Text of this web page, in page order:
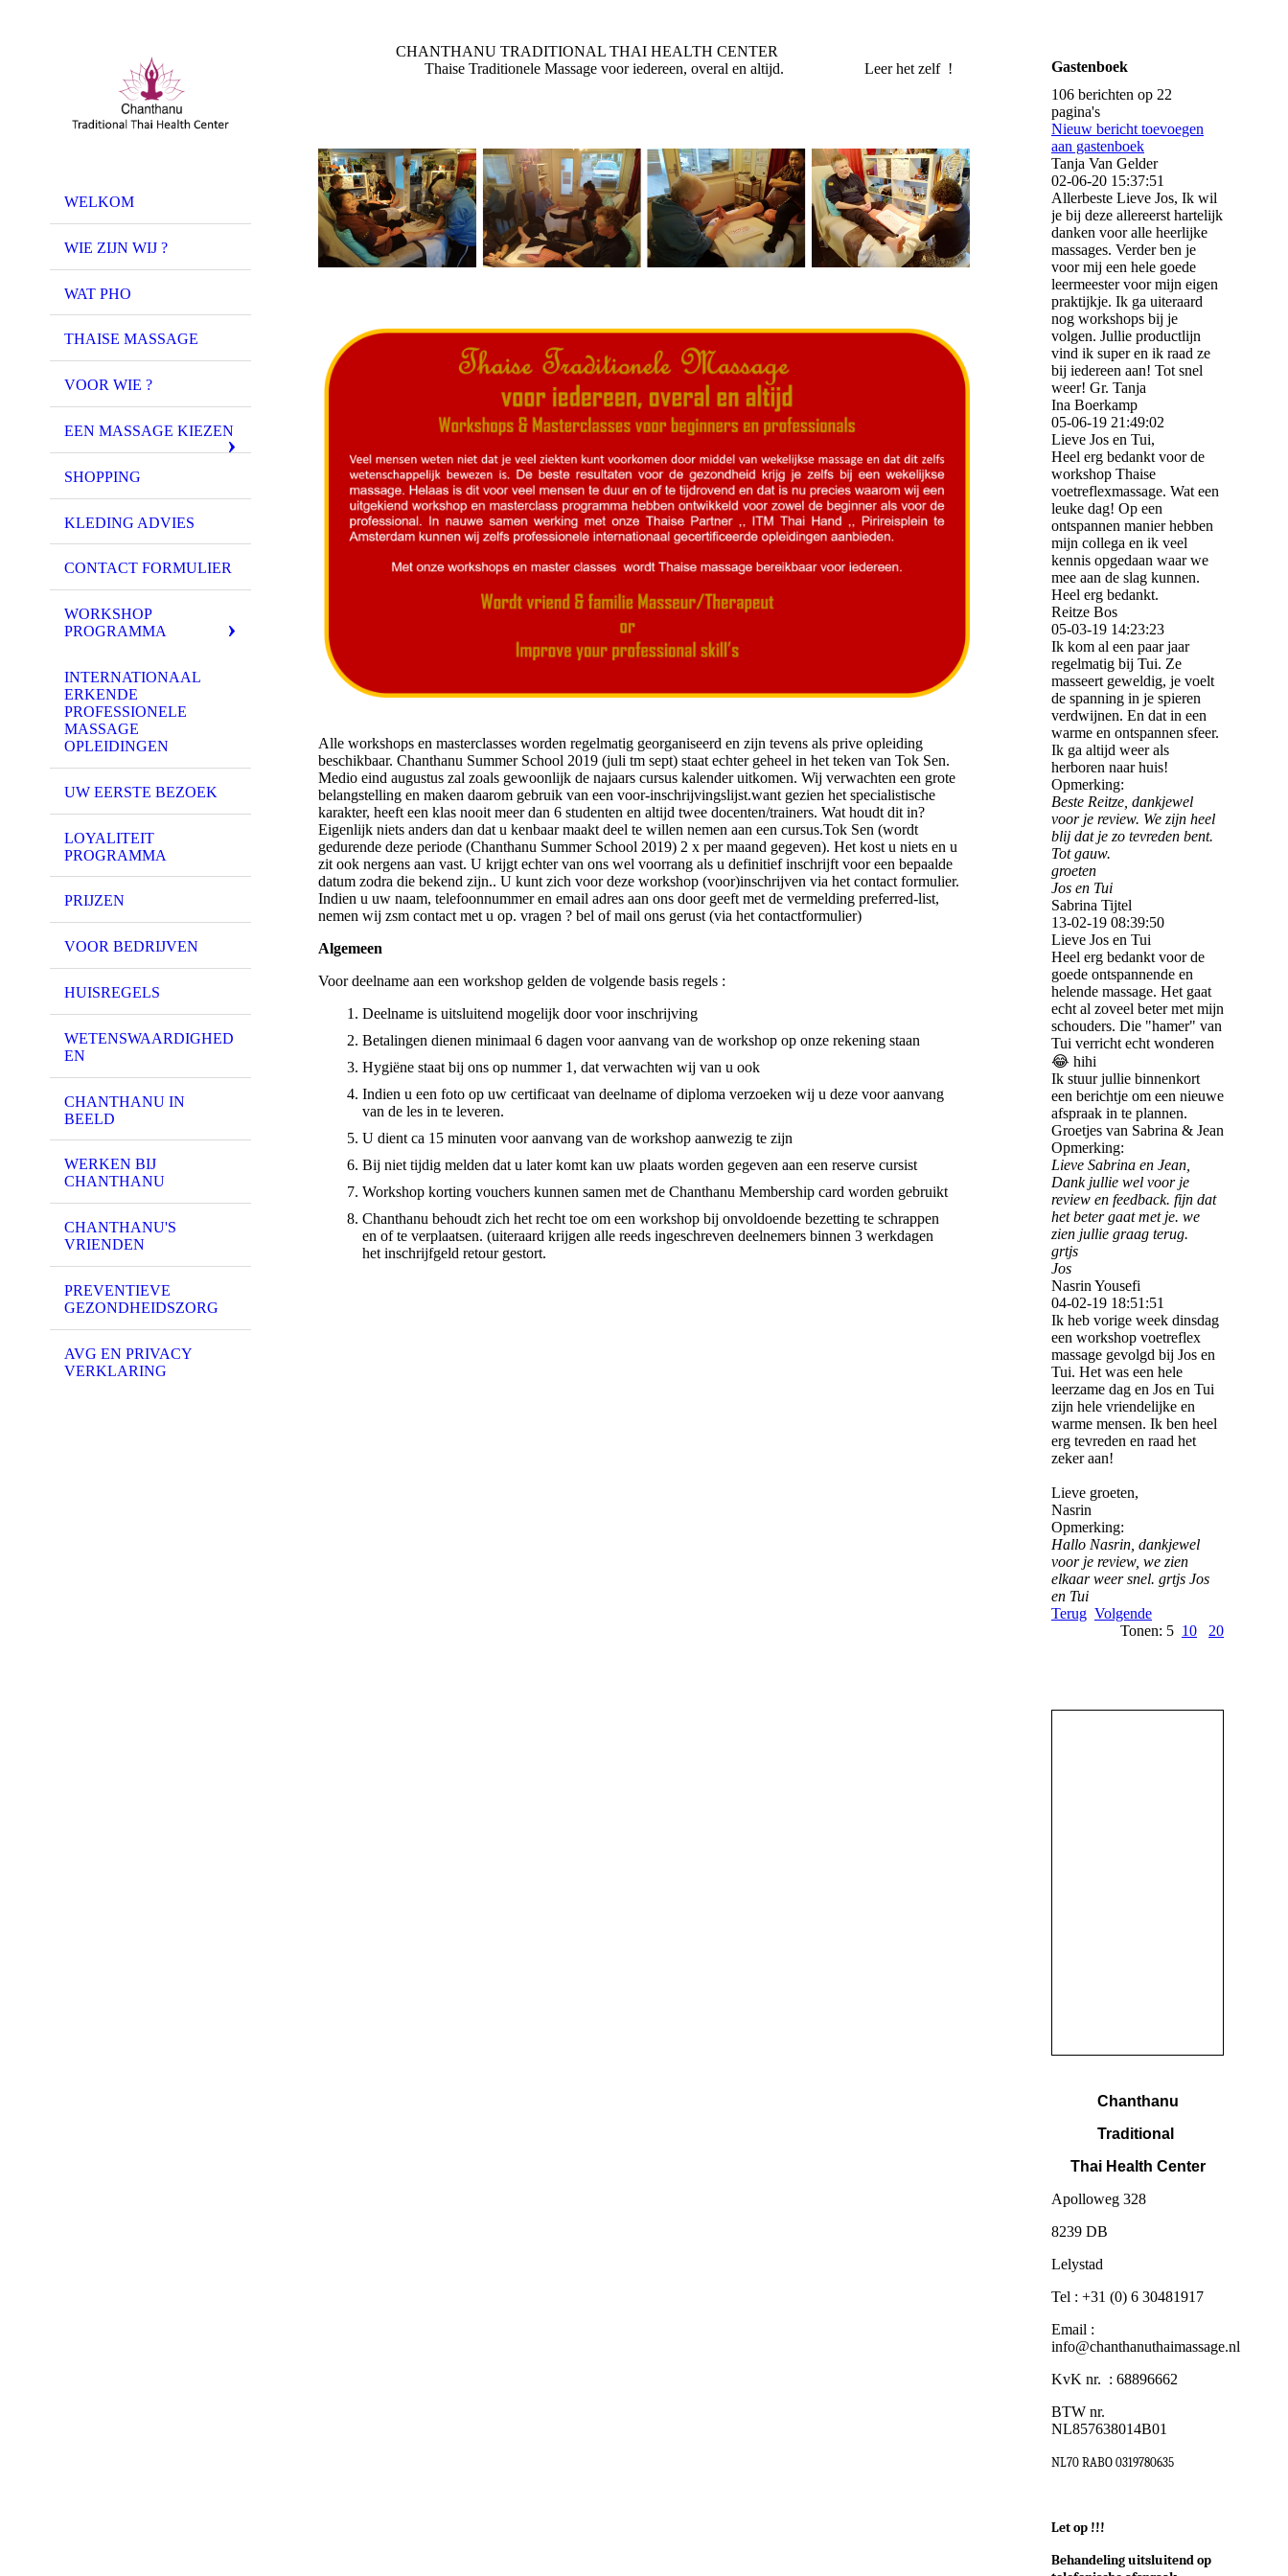
WELKOM
WIE ZIJN WIJ ?
WAT PHO
THAISE MASSAGE
VOOR WIE ?
EEN MASSAGE KIEZEN
SHOPPING
KLEDING ADVIES
CONTACT FORMULIER
WORKSHOP
PROGRAMMA
INTERNATIONAAL
ERKENDE
PROFESSIONELE
MASSAGE
OPLEIDINGEN
UW EERSTE BEZOEK
LOYALITEIT
PROGRAMMA
PRIJZEN
VOOR BEDRIJVEN
HUISREGELS
WETENSWAARDIGHED
EN
CHANTHANU IN
BEELD
WERKEN BIJ
CHANTHANU
CHANTHANU'S
VRIENDEN
PREVENTIEVE
GEZONDHEIDSZORG
AVG EN PRIVACY
VERKLARING
CHANTHANU TRADITIONAL THAI HEALTH CENTER
Thaise Traditionele Massage voor iedereen, overal en altijd. Leer het zelf !
Alle workshops en masterclasses worden regelmatig georganiseerd en zijn tevens als prive opleiding
beschikbaar. Chanthanu Summer School 2019 (juli tm sept) staat echter geheel in het teken van Tok Sen.
Medio eind augustus zal zoals gewoonlijk de najaars cursus kalender uitkomen. Wij verwachten een grote
belangstelling en maken daarom gebruik van een voor-inschrijvingslijst.want gezien het specialistische
karakter, heeft een klas nooit meer dan 6 studenten en altijd twee docenten/trainers. Wat houdt dit in?
Eigenlijk niets anders dan dat u kenbaar maakt deel te willen nemen aan een cursus.Tok Sen (wordt
gedurende deze periode (Chanthanu Summer School 2019) 2 x per maand gegeven). Het kost u niets en u
zit ook nergens aan vast. U krijgt echter van ons wel voorrang als u definitief inschrijft voor een bepaalde
datum zodra die bekend zijn.. U kunt zich voor deze workshop (voor)inschrijven via het contact formulier.
Indien u uw naam, telefoonnummer en email adres aan ons door geeft met de vermelding preferred-list,
nemen wij zsm contact met u op. vragen ? bel of mail ons gerust (via het contactformulier)
Algemeen
Voor deelname aan een workshop gelden de volgende basis regels :
Deelname is uitsluitend mogelijk door voor inschrijving
Betalingen dienen minimaal 6 dagen voor aanvang van de workshop op onze rekening staan
Hygiëne staat bij ons op nummer 1, dat verwachten wij van u ook
Indien u een foto op uw certificaat van deelname of diploma verzoeken wij u deze voor aanvang
van de les in te leveren.
U dient ca 15 minuten voor aanvang van de workshop aanwezig te zijn
Bij niet tijdig melden dat u later komt kan uw plaats worden gegeven aan een reserve cursist
Workshop korting vouchers kunnen samen met de Chanthanu Membership card worden gebruikt
Chanthanu behoudt zich het recht toe om een workshop bij onvoldoende bezetting te schrappen
en of te verplaatsen. (uiteraard krijgen alle reeds ingeschreven deelnemers binnen 3 werkdagen
het inschrijfgeld retour gestort.
Gastenboek
106 berichten op 22
pagina's
Nieuw bericht toevoegen
aan gastenboek
Tanja Van Gelder
02-06-20 15:37:51
Allerbeste Lieve Jos, Ik wil
je bij deze allereerst hartelijk
danken voor alle heerlijke
massages. Verder ben je
voor mij een hele goede
leermeester voor mijn eigen
praktijkje. Ik ga uiteraard
nog workshops bij je
volgen. Jullie productlijn
vind ik super en ik raad ze
bij iedereen aan! Tot snel
weer! Gr. Tanja
Ina Boerkamp
05-06-19 21:49:02
Lieve Jos en Tui,
Heel erg bedankt voor de
workshop Thaise
voetreflexmassage. Wat een
leuke dag! Op een
ontspannen manier hebben
mijn collega en ik veel
kennis opgedaan waar we
mee aan de slag kunnen.
Heel erg bedankt.
Reitze Bos
05-03-19 14:23:23
Ik kom al een paar jaar
regelmatig bij Tui. Ze
masseert geweldig, je voelt
de spanning in je spieren
verdwijnen. En dat in een
warme en ontspannen sfeer.
Ik ga altijd weer als
herboren naar huis!
Opmerking:
Beste Reitze, dankjewel
voor je review. We zijn heel
blij dat je zo tevreden bent.
Tot gauw.
groeten
Jos en Tui
Sabrina Tijtel
13-02-19 08:39:50
Lieve Jos en Tui
Heel erg bedankt voor de
goede ontspannende en
helende massage. Het gaat
echt al zoveel beter met mijn
schouders. Die "hamer" van
Tui verricht echt wonderen
😂 hihi
Ik stuur jullie binnenkort
een berichtje om een nieuwe
afspraak in te plannen.
Groetjes van Sabrina & Jean
Opmerking:
Lieve Sabrina en Jean,
Dank jullie wel voor je
review en feedback. fijn dat
het beter gaat met je. we
zien jullie graag terug.
grtjs
Jos
Nasrin Yousefi
04-02-19 18:51:51
Ik heb vorige week dinsdag
een workshop voetreflex
massage gevolgd bij Jos en
Tui. Het was een hele
leerzame dag en Jos en Tui
zijn hele vriendelijke en
warme mensen. Ik ben heel
erg tevreden en raad het
zeker aan!
Lieve groeten,
Nasrin
Opmerking:
Hallo Nasrin, dankjewel
voor je review, we zien
elkaar weer snel. grtjs Jos
en Tui
Terug Volgende
Tonen: 5 10 20
Chanthanu
Traditional
Thai Health Center
Apolloweg 328
8239 DB
Lelystad
Tel : +31 (0) 6 30481917
Email :
info@chanthanuthaimassage.nl
KvK nr. : 68896662
BTW nr.
NL857638014B01
NL70 RABO 0319780635
Let op !!!
Behandeling uitsluitend op